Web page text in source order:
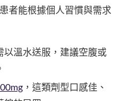
者能根據個人習慣與需求
以溫水送服，建議空腹或
，這類劑型口感佳、